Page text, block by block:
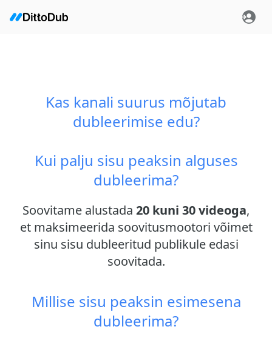
Kas kanali suurus mõjutab
dubleerimise edu?
Kui palju sisu peaksin alguses
dubleerima?
Soovitame alustada 20 kuni 30 videoga,
et maksimeerida soovitusmootori võimet
sinu sisu dubleeritud publikule edasi
soovitada.
Millise sisu peaksin esimesena
dubleerima?